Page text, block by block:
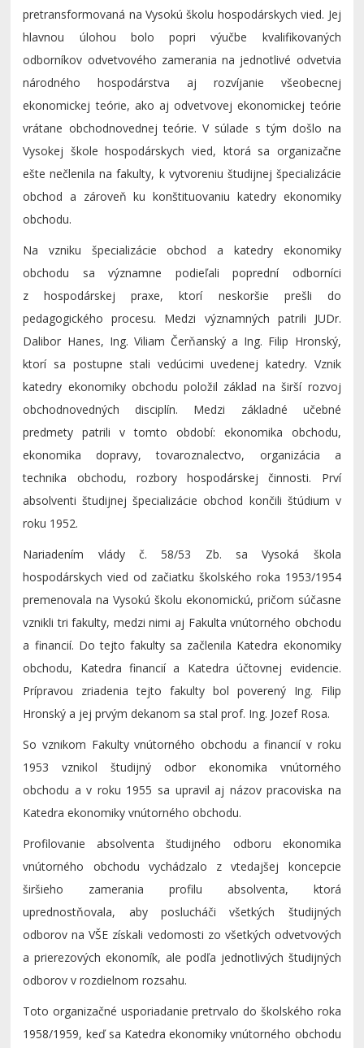
pretransformovaná na Vysokú školu hospodárskych vied. Jej
hlavnou úlohou bolo popri výučbe kvalifikovaných
odborníkov odvetvového zamerania na jednotlivé odvetvia
národného hospodárstva aj rozvíjanie všeobecnej
ekonomickej teórie, ako aj odvetvovej ekonomickej teórie
vrátane obchodnovednej teórie. V súlade s tým došlo na
Vysokej škole hospodárskych vied, ktorá sa organizačne
ešte nečlenila na fakulty, k vytvoreniu študijnej špecializácie
obchod a zároveň ku konštituovaniu katedry ekonomiky
obchodu.
Na vzniku špecializácie obchod a katedry ekonomiky
obchodu sa významne podieľali poprední odborníci
z hospodárskej praxe, ktorí neskoršie prešli do
pedagogického procesu. Medzi významných patrili JUDr.
Dalibor Hanes, Ing. Viliam Čerňanský a Ing. Filip Hronský,
ktorí sa postupne stali vedúcimi uvedenej katedry. Vznik
katedry ekonomiky obchodu položil základ na širší rozvoj
obchodnovedných disciplín. Medzi základné učebné
predmety patrili v tomto období: ekonomika obchodu,
ekonomika dopravy, tovaroznalectvo, organizácia a
technika obchodu, rozbory hospodárskej činnosti. Prví
absolventi študijnej špecializácie obchod končili štúdium v
roku 1952.
Nariadením vlády č. 58/53 Zb. sa Vysoká škola
hospodárskych vied od začiatku školského roka 1953/1954
premenovala na Vysokú školu ekonomickú, pričom súčasne
vznikli tri fakulty, medzi nimi aj Fakulta vnútorného obchodu
a financií. Do tejto fakulty sa začlenila Katedra ekonomiky
obchodu, Katedra financií a Katedra účtovnej evidencie.
Prípravou zriadenia tejto fakulty bol poverený Ing. Filip
Hronský a jej prvým dekanom sa stal prof. Ing. Jozef Rosa.
So vznikom Fakulty vnútorného obchodu a financií v roku
1953 vznikol študijný odbor ekonomika vnútorného
obchodu a v roku 1955 sa upravil aj názov pracoviska na
Katedra ekonomiky vnútorného obchodu.
Profilovanie absolventa študijného odboru ekonomika
vnútorného obchodu vychádzalo z vtedajšej koncepcie
širšieho zamerania profilu absolventa, ktorá
uprednostňovala, aby poslucháči všetkých študijných
odborov na VŠE získali vedomosti zo všetkých odvetvových
a prierezových ekonomík, ale podľa jednotlivých študijných
odborov v rozdielnom rozsahu.
Toto organizačné usporiadanie pretrvalo do školského roka
1958/1959, keď sa Katedra ekonomiky vnútorného obchodu